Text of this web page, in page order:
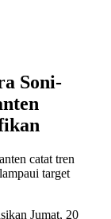
Soni-
catat tren
target
Jumat, 20